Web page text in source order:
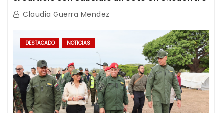
con Juntas de Condominio
Claudia Guerra Mendez
DESTACADO NOTICIAS